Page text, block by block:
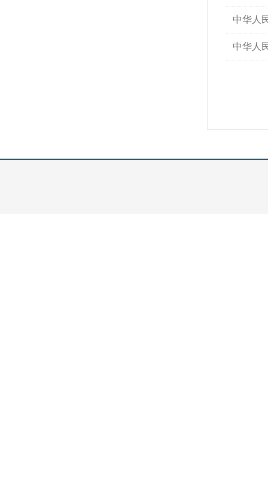
中华人
中华人